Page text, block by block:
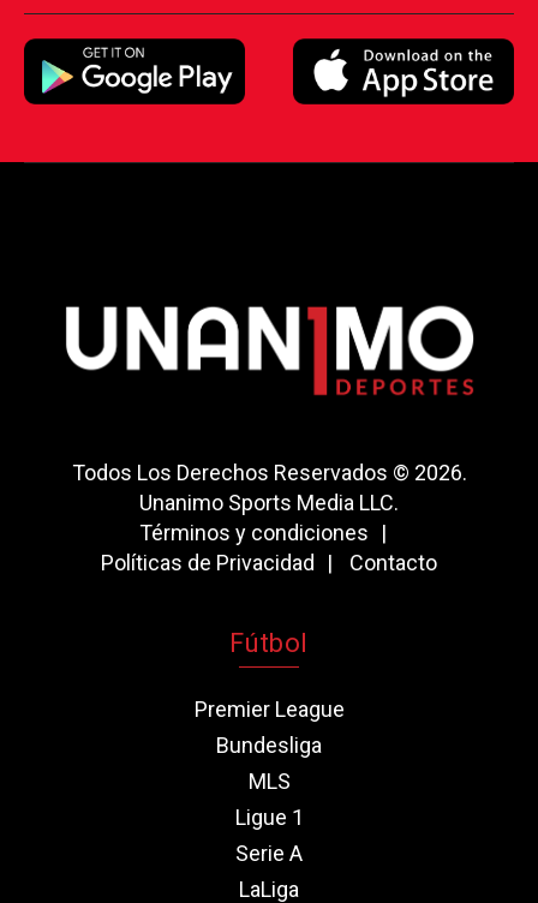
Todos Los Derechos Reservados © 2026.
Unanimo Sports Media LLC.
Términos y condiciones
Políticas de Privacidad
Contacto
Fútbol
Premier League
Bundesliga
MLS
Ligue 1
Serie A
LaLiga